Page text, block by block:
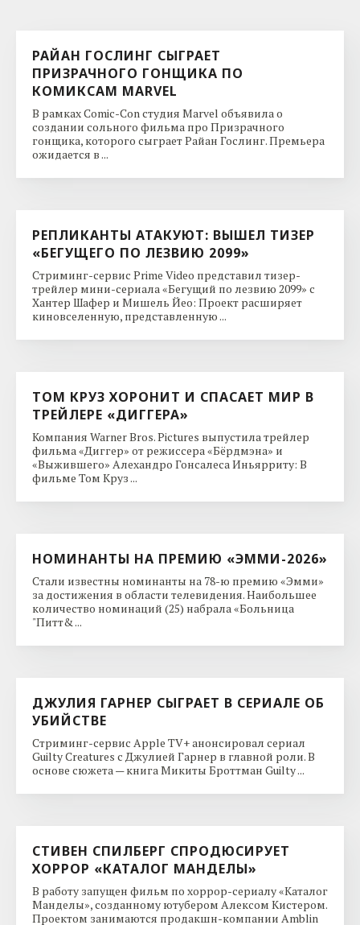
РАЙАН ГОСЛИНГ СЫГРАЕТ
ПРИЗРАЧНОГО ГОНЩИКА ПО
КОМИКСАМ MARVEL
В рамках Comic-Con студия Marvel объявила о
создании сольного фильма про Призрачного
гонщика, которого сыграет Райан Гослинг. Премьера
ожидается в ...
РЕПЛИКАНТЫ АТАКУЮТ: ВЫШЕЛ ТИЗЕР
«БЕГУЩЕГО ПО ЛЕЗВИЮ 2099»
Стриминг-сервис Prime Video представил тизер-
трейлер мини-сериала «Бегущий по лезвию 2099» с
Хантер Шафер и Мишель Йео: Проект расширяет
киновселенную, представленную ...
ТОМ КРУЗ ХОРОНИТ И СПАСАЕТ МИР В
ТРЕЙЛЕРЕ «ДИГГЕРА»
Компания Warner Bros. Pictures выпустила трейлер
фильма «Диггер» от режиссера «Бёрдмэна» и
«Выжившего» Алехандро Гонсалеса Иньярриту: В
фильме Том Круз ...
НОМИНАНТЫ НА ПРЕМИЮ «ЭММИ-2026»
Стали известны номинанты на 78-ю премию «Эмми»
за достижения в области телевидения. Наибольшее
количество номинаций (25) набрала «Больница
"Питт& ...
ДЖУЛИЯ ГАРНЕР СЫГРАЕТ В СЕРИАЛЕ ОБ
УБИЙСТВЕ
Стриминг-сервис Apple TV+ анонсировал сериал
Guilty Creatures с Джулией Гарнер в главной роли. В
основе сюжета — книга Микиты Броттман Guilty ...
СТИВЕН СПИЛБЕРГ СПРОДЮСИРУЕТ
ХОРРОР «КАТАЛОГ МАНДЕЛЫ»
В работу запущен фильм по хоррор-сериалу «Каталог
Манделы», созданному ютубером Алексом Кистером.
Проектом занимаются продакшн-компании Amblin